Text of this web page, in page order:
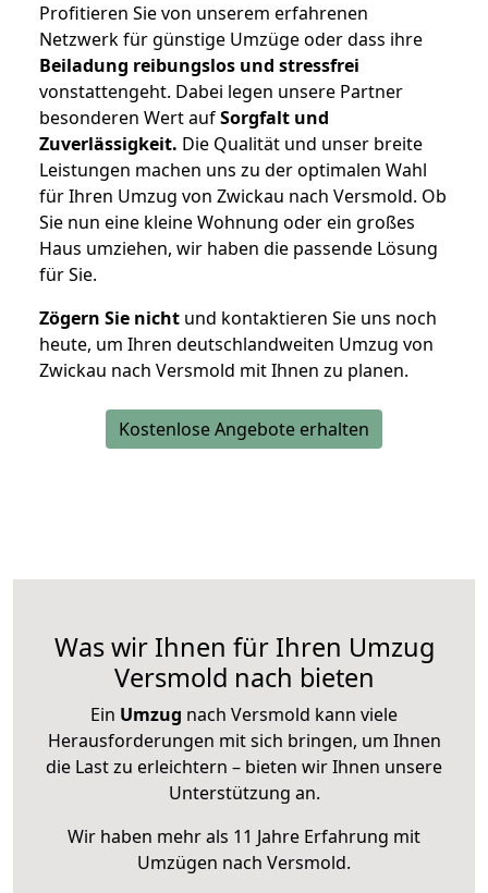
Profitieren Sie von unserem erfahrenen
Netzwerk für günstige Umzüge oder dass ihre
Beiladung reibungslos und stressfrei
vonstattengeht. Dabei legen unsere Partner
besonderen Wert aufSorgfalt und
Zuverlässigkeit. Die Qualität und unser breite
Leistungen machen uns zu der optimalen Wahl
für Ihren Umzug von Zwickau nach Versmold. Ob
Sie nun eine kleine Wohnung oder ein großes
Haus umziehen, wir haben die passende Lösung
für Sie.
Zögern Sie nicht und kontaktieren Sie uns noch
heute, um Ihren deutschlandweiten Umzug von
Zwickau nach Versmold mit Ihnen zu planen.
Kostenlose Angebote erhalten
Was wir Ihnen für Ihren Umzug
Versmold nach bieten
Ein Umzug nach Versmold kann viele
Herausforderungen mit sich bringen, um Ihnen
die Last zu erleichtern – bieten wir Ihnen unsere
Unterstützung an.
Wir haben mehr als 11 Jahre Erfahrung mit
Umzügen nach Versmold.